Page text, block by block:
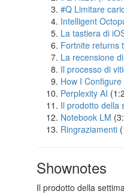
#Q Limitare
Intelligent
La tastiera di
Fortnite returns
La recensione
Il processo di
How I
Perplexity AI
Il prodotto della
Notebook LM
Ringraziamenti
Shownotes
Il prodotto della